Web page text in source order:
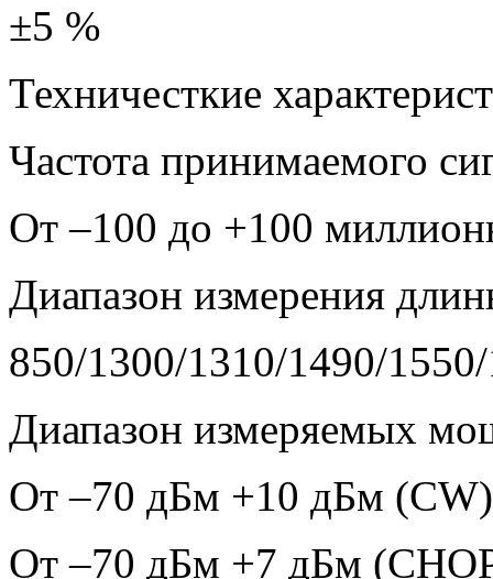
±5 %
Техничесткие
Частота принимаемого
От –100 до +100
Диапазон измерения
850/1300/1310/1490/
Диапазон измеряемых
От –70 дБм +10 дБм (CW)
От –70 дБм +7 дБм